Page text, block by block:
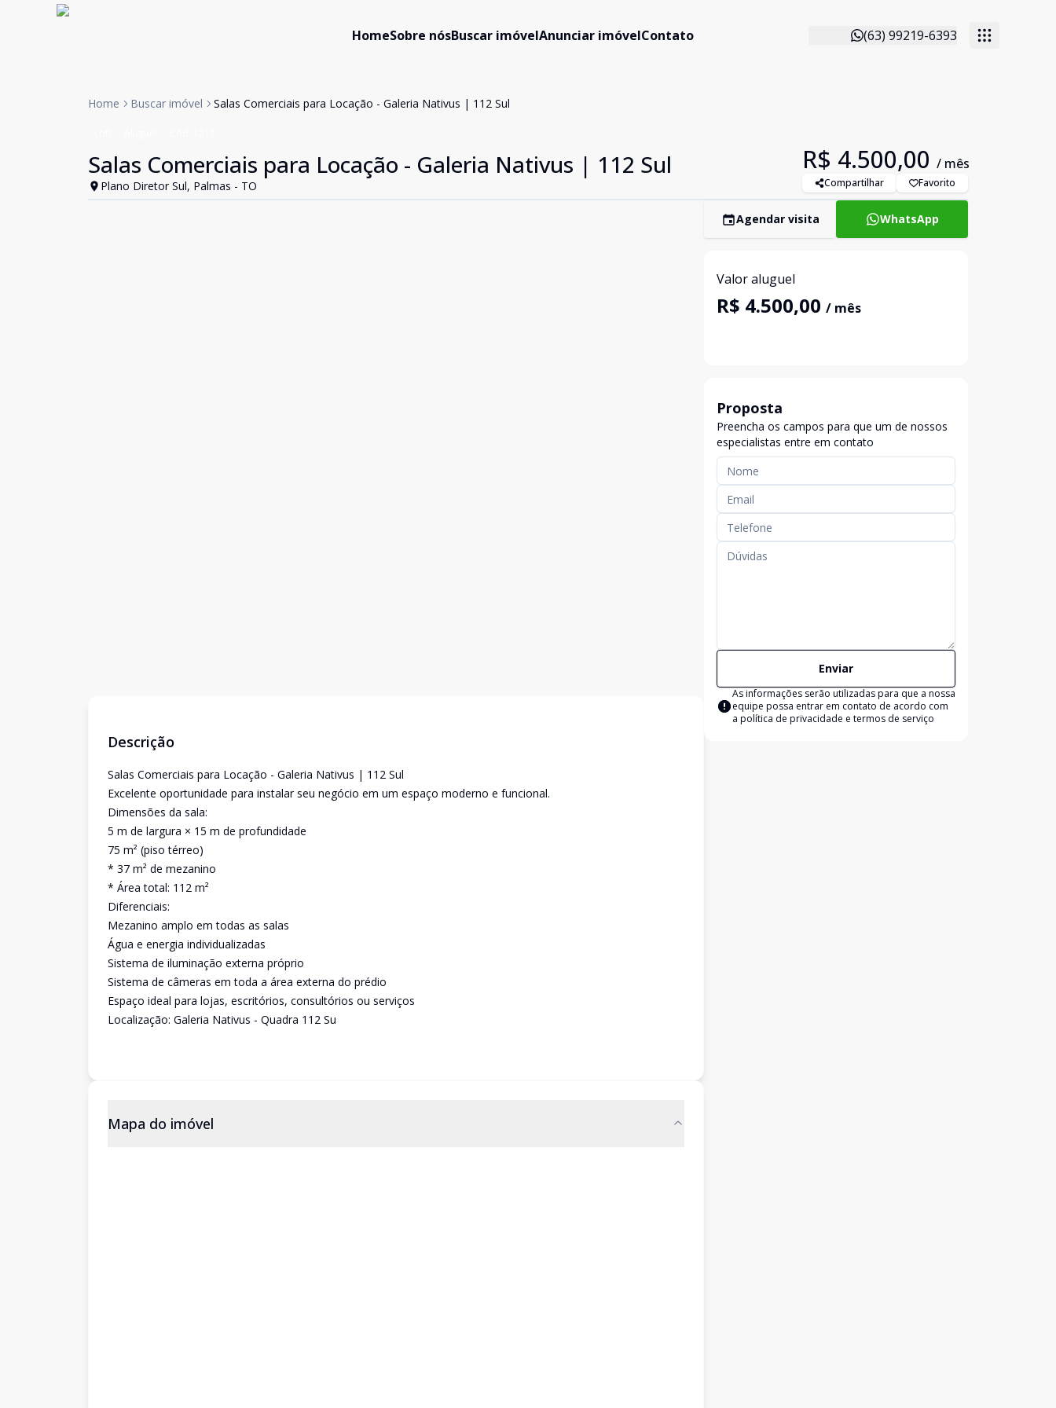
HomeSobre nósBuscar imóvelAnunciar imóvelContato (63) 99219-6393
Home Buscar imóvel Salas Comerciais para Locação - Galeria Nativus | 112 Sul
Salas Comerciais para Locação - Galeria Nativus | 112 Sul
Plano Diretor Sul, Palmas - TO
R$ 4.500,00 / mês
Compartilhar Favorito
Descrição
Salas Comerciais para Locação - Galeria Nativus | 112 Sul
Excelente oportunidade para instalar seu negócio em um espaço moderno e funcional.
Dimensões da sala:
5 m de largura × 15 m de profundidade
75 m² (piso térreo)
* 37 m² de mezanino
* Área total: 112 m²
Diferenciais:
Mezanino amplo em todas as salas
Água e energia individualizadas
Sistema de iluminação externa próprio
Sistema de câmeras em toda a área externa do prédio
Espaço ideal para lojas, escritórios, consultórios ou serviços
Localização: Galeria Nativus - Quadra 112 Su
Mapa do imóvel
Agendar visita WhatsApp
Valor aluguel
R$ 4.500,00 / mês
Proposta
Preencha os campos para que um de nossos
especialistas entre em contato
Enviar
As informações serão utilizadas para que a nossa
equipe possa entrar em contato de acordo com
a política de privacidade e termos de serviço